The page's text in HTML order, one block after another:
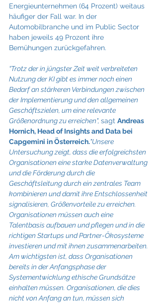
Energieunternehmen (64 Prozent) weitaus
häufiger der Fall war. In der
Automobilbranche und im Public Sector
haben jeweils 49 Prozent ihre
Bemühungen zurückgefahren.
“Trotz der in jüngster Zeit weit verbreiteten
Nutzung der KI gibt es immer noch einen
Bedarf an stärkeren Verbindungen zwischen
der Implementierung und den allgemeinen
Geschäftszielen, um eine relevante
Größenordnung zu erreichen", sagt Andreas
Hornich, Head of Insights and Data bei
Capgemini in Österreich."Unsere
Untersuchung zeigt, dass die erfolgreichsten
Organisationen eine starke Datenverwaltung
und die Förderung durch die
Geschäftsleitung durch ein zentrales Team
kombinieren und damit ihre Entschlossenheit
signalisieren, Größenvorteile zu erreichen.
Organisationen müssen auch eine
Talentbasis aufbauen und pflegen und in die
richtigen Startups und Partner-Ökosysteme
investieren und mit ihnen zusammenarbeiten.
Am wichtigsten ist, dass Organisationen
bereits in der Anfangsphase der
Systementwicklung ethische Grundsätze
einhalten müssen. Organisationen, die dies
nicht von Anfang an tun, müssen sich